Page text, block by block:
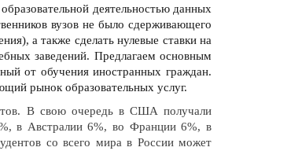
деятельностью данных
вузов не было сдерживающего
а также сделать нулевые ставки на
заведений. Предлагаем основным
от обучения иностранных граждан.
рынок образовательных услуг.
В свою очередь в США получали
в Австралии 6%, во Франции 6%, в
со всего мира в России может